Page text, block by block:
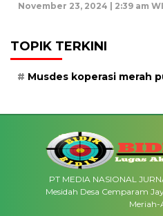
November 23, 2024 | 2:39 am
TOPIK TERKINI
Musdes koperasi merah
PT MEDIA NASIONAL
Mesidah Desa Cemparam
Meriah-